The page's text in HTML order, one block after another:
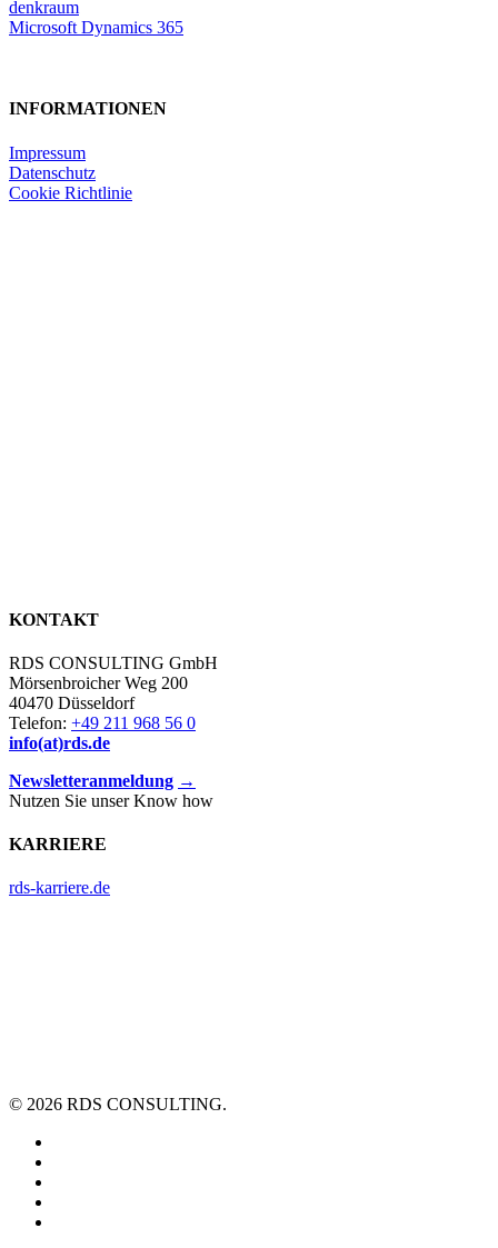
denkraum
Microsoft Dynamics 365
INFORMATIONEN
Impressum
Datenschutz
Cookie Richtlinie
KONTAKT
RDS CONSULTING GmbH
Mörsenbroicher Weg 200
40470 Düsseldorf
Telefon: +49 211 968 56 0
info(at)rds.de
Newsletteranmeldung →
Nutzen Sie unser Know how
KARRIERE
rds-karriere.de
© 2026 RDS CONSULTING.